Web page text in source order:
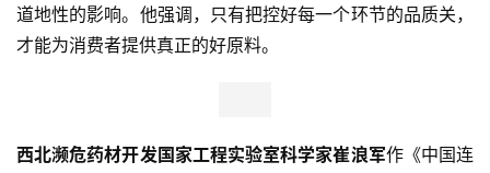
道地性的影响。他强调，只有把控好每一个环节的品质关，
才能为消费者提供真正的好原料。
西北濒危药材开发国家工程实验室科学家崔浪军作《中国连